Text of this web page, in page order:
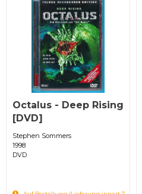
Octalus - Deep Rising
[DVD]
Stephen Sommers
1998
DVD